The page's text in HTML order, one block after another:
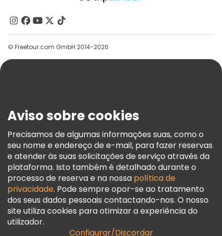
Contacte-Nos
Grupos
Ajuda
Termos E Informações Legais
Política De Cookies
Freetour Prémios
Programa De Fidelidade
© Freetour.com GmbH 2014-2026
Aviso sobre cookies
Precisamos de algumas informações suas, como o
seu nome e endereço de e-mail, para fazer reservas
e atender às suas solicitações de serviço através da
plataforma. Isto também é detalhado durante o
processo de reserva e na nossa política de
privacidade. Pode sempre opor-se ao tratamento
dos seus dados pessoais contactando-nos. O nosso
site utiliza cookies para otimizar a experiência do
utilizador.
Configurar/Discordar